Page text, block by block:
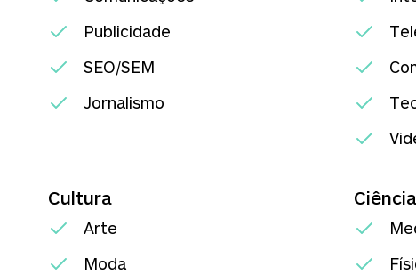
Publicidade
SEO/SEM
Jornalismo
Cultura
Arte
Moda